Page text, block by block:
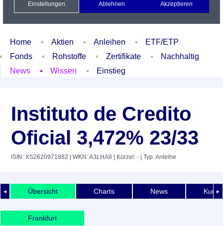
Xetra Realtime
Watchlist Portfolio Login
Home Aktien Anleihen
ETF/ETP
Fonds
Rohstoffe Zertifikate
Nachhaltig
News
Wissen Einstieg
Instituto de Credito
Oficial 3,472% 23/33
ISIN: XS2620971882 | WKN: A3LHA8 | Kürzel: - | Typ: Anleihe
◄ ►
Übersicht Charts News
Frankfurt
Einstellungen Ablehnen Akzeptieren